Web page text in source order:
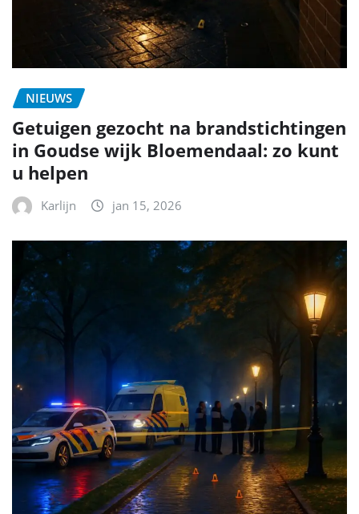
NIEUWS
Getuigen gezocht na brandstichtingen
in Goudse wijk Bloemendaal: zo kunt
u helpen
Karlijn jan 15, 2026